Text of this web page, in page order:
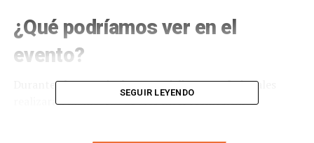
¿Qué podríamos ver en el
evento?
Durante el espectáculo, motociclistas profesionales
realizarán maniobras de alto nivel técnico. Ellos
SEGUIR LEYENDO